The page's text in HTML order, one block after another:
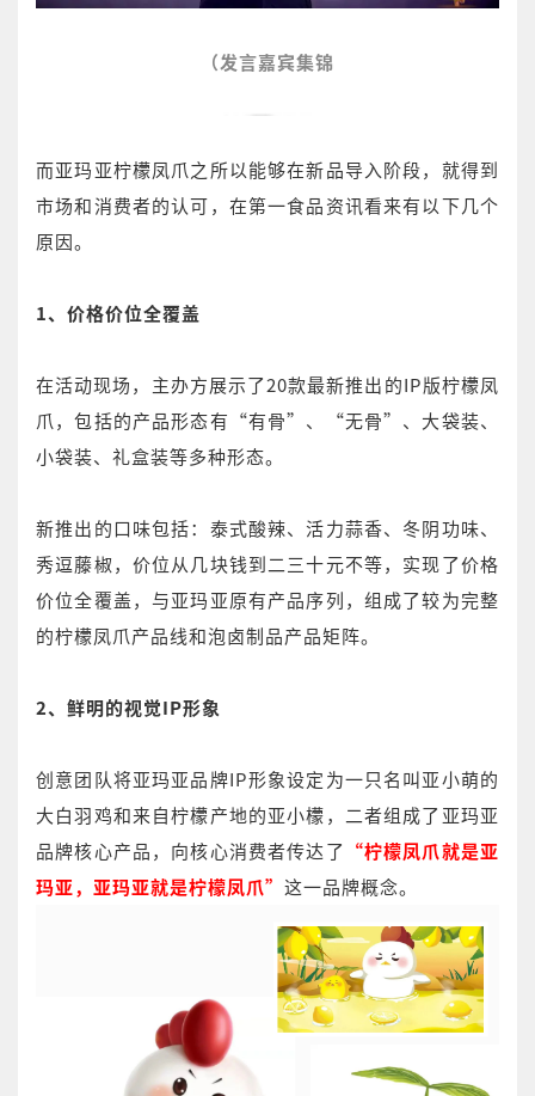
（发言嘉宾集锦
而亚玛亚柠檬凤爪之所以能够在新品导入阶段，就得到
市场和消费者的认可，在第一食品资讯看来有以下几个
原因。
1、价格价位全覆盖
在活动现场，主办方展示了20款最新推出的IP版柠檬凤
爪，包括的产品形态有“有骨”、“无骨”、大袋装、
小袋装、礼盒装等多种形态。
新推出的口味包括：泰式酸辣、活力蒜香、冬阴功味、
秀逗藤椒，价位从几块钱到二三十元不等，实现了价格
价位全覆盖，与亚玛亚原有产品序列，组成了较为完整
的柠檬凤爪产品线和泡卤制品产品矩阵。
2、鲜明的视觉IP形象
创意团队将亚玛亚品牌IP形象设定为一只名叫亚小萌的
大白羽鸡和来自柠檬产地的亚小檬，二者组成了亚玛亚
品牌核心产品，向核心消费者传达了 “柠檬凤爪就是亚
玛亚，亚玛亚就是柠檬凤爪” 这一品牌概念。